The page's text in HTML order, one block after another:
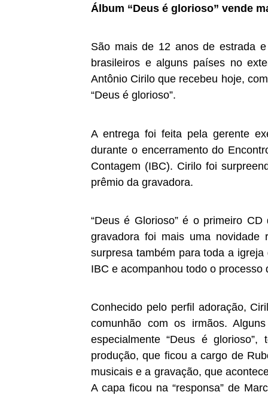
Álbum “Deus é glorioso” vende
São mais de 12 anos de estrada
brasileiros e alguns países no
Antônio Cirilo que recebeu hoje,
“Deus é glorioso”.
A entrega foi feita pela gerente
durante o encerramento do
Contagem (IBC). Cirilo foi
prêmio da gravadora.
“Deus é Glorioso” é o primeiro
gravadora foi mais uma novidade
surpresa também para toda a
IBC e acompanhou todo o
Conhecido pelo perfil adoração,
comunhão com os irmãos.
especialmente “Deus é
produção, que ficou a cargo de
musicais e a gravação, que
A capa ficou na “responsa” de